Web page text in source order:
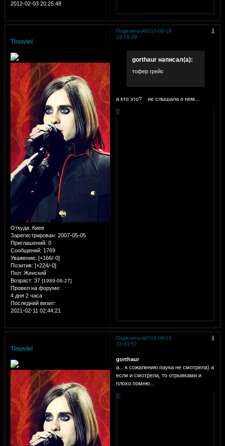
2012-02-03 20:25:48
Поделиться 3
2010-08-16
18:18:29
Tinuviel
Откуда: Киев
Зарегистрирован: 2007-05-05
Приглашений: 0
Сообщений: 1769
Уважение: [+166/-0]
Позитив: [+224/-0]
Пол: Женский
Возраст: 37 [1989-06-27]
Провел на форуме:
4 дня 2 часа
Последний визит:
2021-02-11 02:44:21
gorthaur написал(а):
тофер грейс
а кто это?
не слышала о нем...
0
Поделиться 4
2010-08-16
22:43:57
Tinuviel
gorthaur
а... к сожалению паука не смотрела) а
если и смотрела, то отрывками и
плохо помню...
0